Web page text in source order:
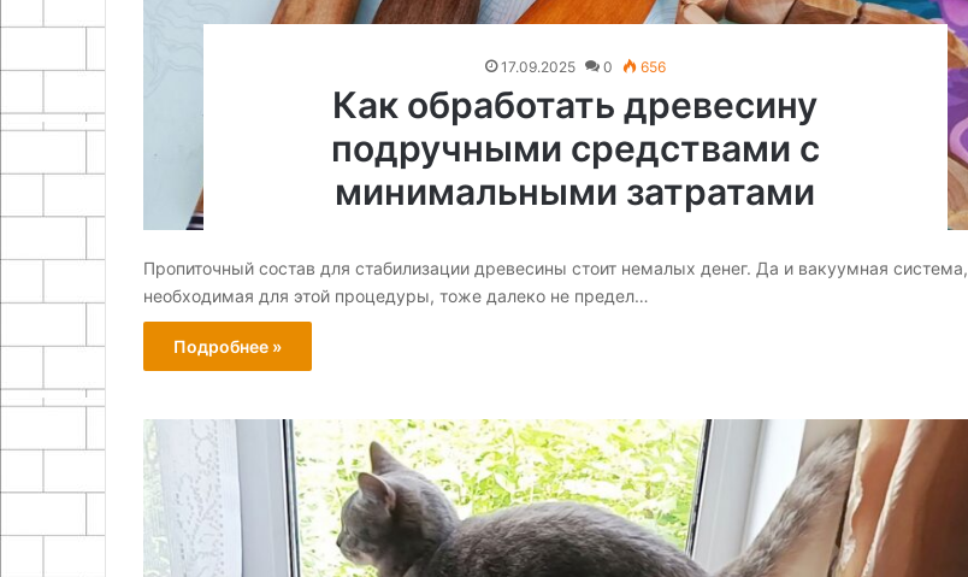
17.09.2025 0 656
Как обработать древесину
подручными средствами с
минимальными затратами
Пропиточный состав для стабилизации древесины стоит немалых денег. Да и вакуумная система,
необходимая для этой процедуры, тоже далеко не предел…
Подробнее »